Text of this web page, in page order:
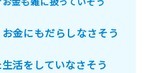
金にもだらしなさそう
活をしていなさそう